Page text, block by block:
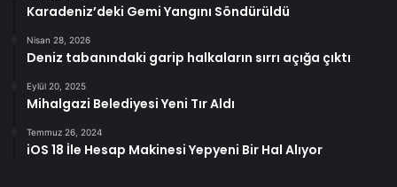
Karadeniz’deki Gemi Yangını Söndürüldü
Nisan 28, 2026
Deniz tabanındaki garip halkaların sırrı açığa çıktı
Eylül 20, 2025
Mihalgazi Belediyesi Yeni Tır Aldı
Temmuz 26, 2024
iOS 18 İle Hesap Makinesi Yepyeni Bir Hal Alıyor